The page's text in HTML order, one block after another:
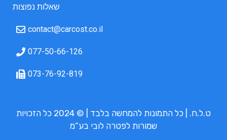
שאלות נפוצות
contact@carcost.co.il
077-50-66-126
073-76-92-819
ט.ל.ח. | כל התמונות להמחשה בלבד | © 2024 כל הזכויות
שמורות לפטרה לובי בע”מ